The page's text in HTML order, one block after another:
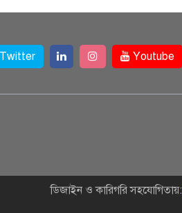
Twitter Youtube
ডিজাইন ও কারিগরি সহযোগিতায়: